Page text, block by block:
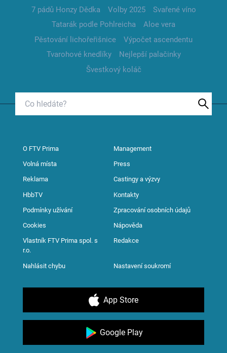
7 pádů Honzy Dědka
Volby 2025
Svařené víno
Tatarák podle Pohlreicha
Aloe vera
Pěstování lichořeřišnice
Výpočet ascendentu
Tvarohové knedlíky
Nejlepší palačinky
Švestkový koláč
O FTV Prima Management
Volná místa Press
Reklama Castingy a výzvy
HbbTV Kontakty
Podmínky užívání Zpracování osobních údajů
Cookies Nápověda
Vlastník FTV Prima spol. s
r.o.
Redakce
Nahlásit chybu Nastavení soukromí
App Store
Google Play